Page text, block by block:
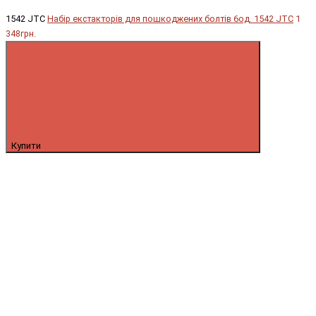
1542 JTC Набір екстакторів для пошкоджених болтів 6од. 1542 JTC 1
348грн.
Купити